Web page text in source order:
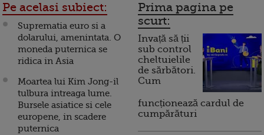
Pe acelasi subiect:
Suprematia euro si a
dolarului, amenintata. O
moneda puternica se
ridica in Asia
Moartea lui Kim Jong-il
tulbura intreaga lume.
Bursele asiatice si cele
europene, in scadere
puternica
Prima pagina pe
scurt:
Invață să ții
sub control
cheltuielile
de sărbători.
Cum
funcționează cardul de
cumpărături